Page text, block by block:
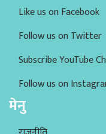
Like us on Facebook
Follow us on Twitter
Subscribe YouTube
Follow us on
मेनु